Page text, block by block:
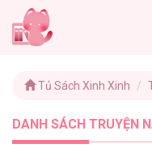
Tủ Sách Xinh Xinh
DANH SÁCH TRUYỆN NAM 8